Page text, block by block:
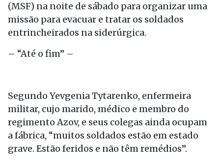
(MSF) na noite de sábado para organizar uma
missão para evacuar e tratar os soldados
entrincheirados na siderúrgica.
– “Até o fim” –
Segundo Yevgenia Tytarenko, enfermeira
militar, cujo marido, médico e membro do
regimento Azov, e seus colegas ainda ocupam
a fábrica, “muitos soldados estão em estado
grave. Estão feridos e não têm remédios”.